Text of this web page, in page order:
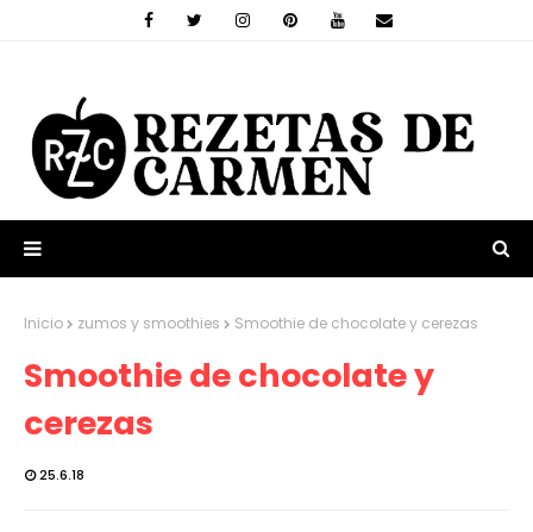
Inicio zumos y smoothies Smoothie de chocolate y cerezas
Smoothie de chocolate y
cerezas
25.6.18